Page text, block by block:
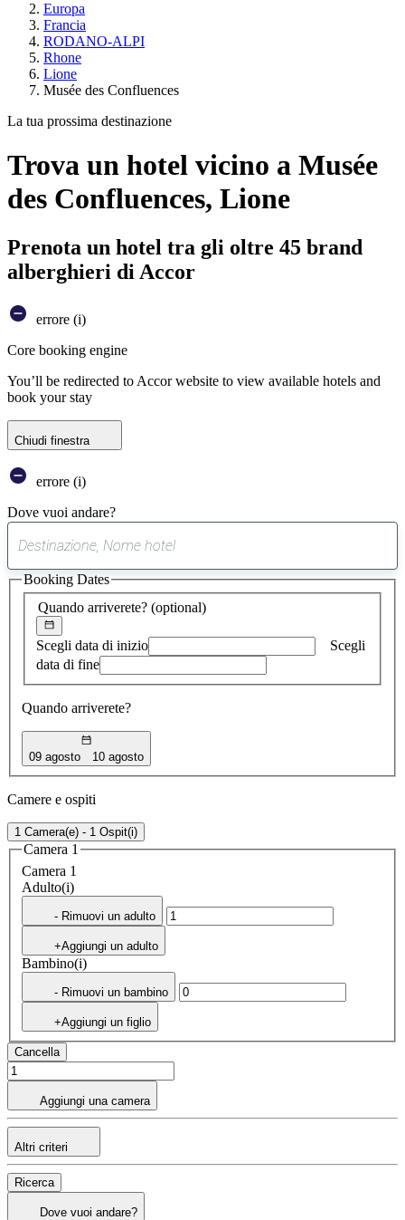
Europa
Francia
RODANO-ALPI
Rhone
Lione
Musée des Confluences
La tua prossima destinazione
Trova un hotel vicino a Musée
des Confluences, Lione
Prenota un hotel tra gli oltre 45 brand
alberghieri di Accor
errore (i)
Core booking engine
You’ll be redirected to Accor website to view available hotels and
book your stay
Chiudi finestra
errore (i)
Dove vuoi andare?
suggerimento
trovato
Quando arriverete? (optional)
Scegli data di inizio
Scegli
data di fine
Quando arriverete?
09 agosto 10 agosto
Booking Dates
Camere e ospiti
1 Camera(e) - 1 Ospit(i)
Camera 1
Camera 1
Adulto(i)
- Rimuovi un adulto
+Aggiungi un adulto
Bambino(i)
- Rimuovi un bambino
+Aggiungi un figlio
Cancella
Aggiungi una camera
Altri criteri
Ricerca
Dove vuoi andare?